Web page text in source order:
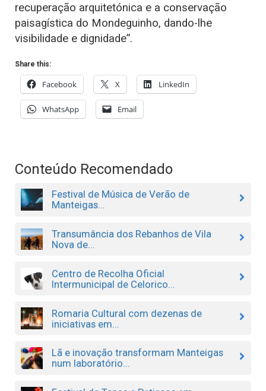
recuperação arquitetónica e a conservação
paisagística do Mondeguinho, dando-lhe
visibilidade e dignidade”.
Share this:
Facebook X LinkedIn
WhatsApp Email
Conteúdo Recomendado
Festival de Música de Verão de
Manteigas...
Transumância dos Rebanhos de Vila
Nova de...
Centro de Recolha Oficial
Intermunicipal de Celorico...
Romaria Cultural com dezenas de
iniciativas em...
Lã e inovação transformam Manteigas
num laboratório...